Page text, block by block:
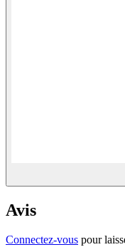
Avis
Connectez-vous pour